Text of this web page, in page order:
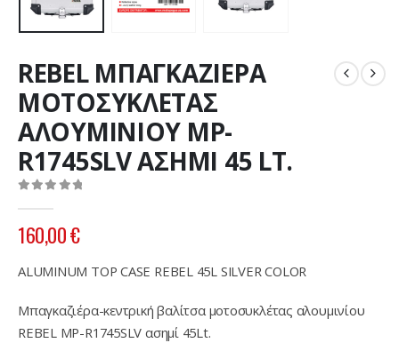
REBEL ΜΠΑΓΚΑΖΙΕΡΑ
ΜΟΤΟΣΥΚΛΕΤΑΣ
ΑΛΟΥΜΙΝΙΟΥ MP-
R1745SLV ΑΣΗΜΙ 45 LT.
160,00€
ALUMINUM TOP CASE REBEL 45L SILVER COLOR
Mπαγκαζιέρα-κεντρική βαλίτσα μοτοσυκλέτας αλουμινίου
REBEL MP-R1745SLV ασημί 45Lt.